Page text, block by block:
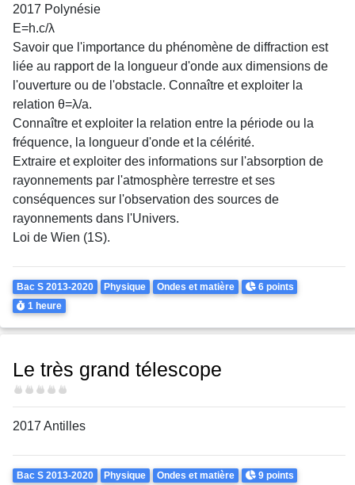
2017 Polynésie
E=h.c/λ
Savoir que l'importance du phénomène de diffraction est
liée au rapport de la longueur d'onde aux dimensions de
l'ouverture ou de l'obstacle. Connaître et exploiter la
relation θ=λ/a.
Connaître et exploiter la relation entre la période ou la
fréquence, la longueur d'onde et la célérité.
Extraire et exploiter des informations sur l'absorption de
rayonnements par l'atmosphère terrestre et ses
conséquences sur l'observation des sources de
rayonnements dans l'Univers.
Loi de Wien (1S).
Theme
Bac S 2013-2020 Physique Ondes et matière Points
6 points
Durée
1 heure
Le très grand télescope
Difficulté
2017 Antilles
Theme
Bac S 2013-2020 Physique Ondes et matière Points
9 points